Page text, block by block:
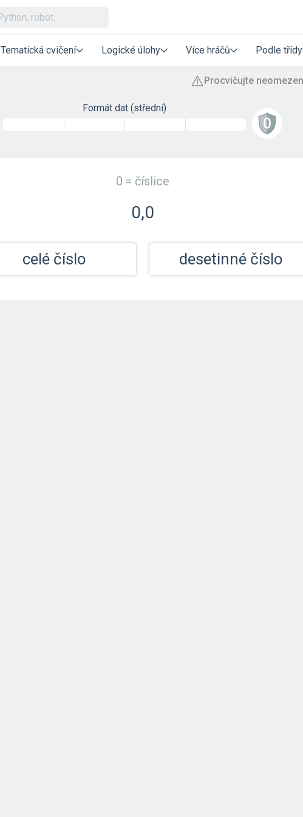
Tematická cvičení Logické úlohy Více hráčů Podle třídy
Formát dat (střední)
0 = číslice
0,0
celé číslo desetinné číslo